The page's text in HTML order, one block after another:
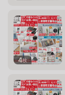
4枚